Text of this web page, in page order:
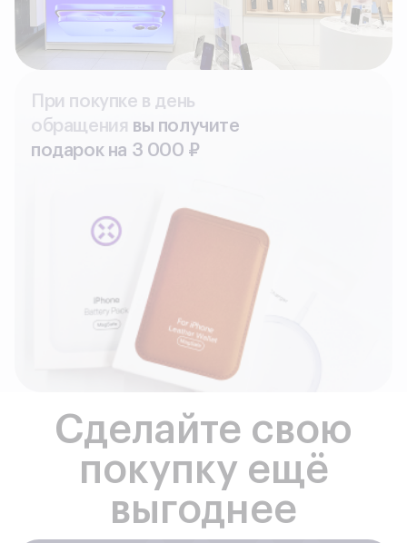
При покупке в день
обращения вы получите
подарок на З 000 ₽
Сделайте свою
покупку ещё
выгоднее